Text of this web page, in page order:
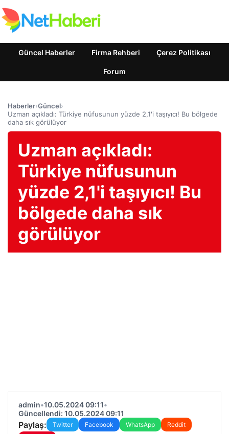
Güncel Haberler Firma Rehberi Çerez Politikası
Forum
Haberler›Güncel›
Uzman açıkladı: Türkiye nüfusunun yüzde 2,1'i taşıyıcı! Bu bölgede
daha sık görülüyor
Uzman açıkladı:
Türkiye nüfusunun
yüzde 2,1'i taşıyıcı! Bu
bölgede daha sık
görülüyor
admin•10.05.2024 09:11•
Güncellendi: 10.05.2024 09:11
Paylaş: Twitter Facebook WhatsApp
Reddit